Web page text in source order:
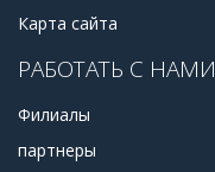
Карта сайта
РАБОТАТЬ С НАМИ
Филиалы
партнеры